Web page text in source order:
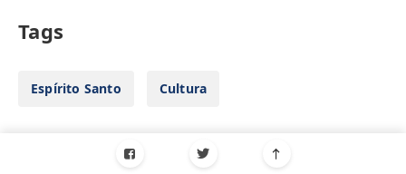
Tags
Espírito Santo Cultura